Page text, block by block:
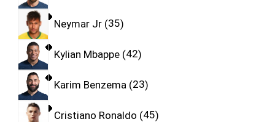
Neymar Jr 35
Kylian Mbappe 42
Karim Benzema 23
Cristiano Ronaldo 45